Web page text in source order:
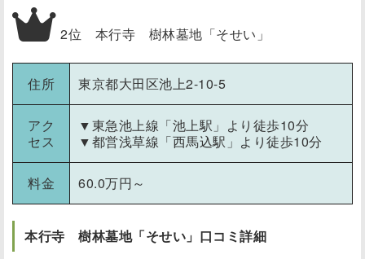
2位 本行寺 樹林墓地「そせい」
住所 東京都大田区池上2-10-5
アク
セス
▼東急池上線「池上駅」より徒歩10分
▼都営浅草線「西馬込駅」より徒歩10分
料金 60.0万円～
本行寺 樹林墓地「そせい」口コミ詳細